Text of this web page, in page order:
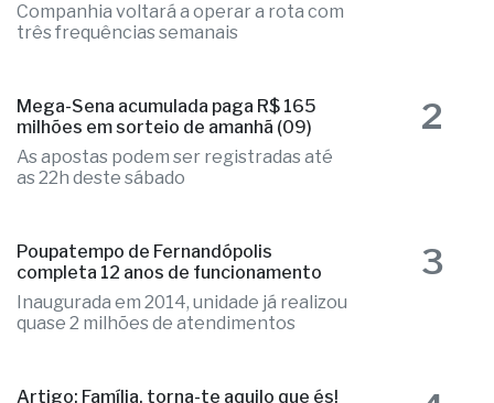
Companhia voltará a operar a rota com
três frequências semanais
Mega-Sena acumulada paga R$ 165
milhões em sorteio de amanhã (09)
As apostas podem ser registradas até
as 22h deste sábado
2
Poupatempo de Fernandópolis
completa 12 anos de funcionamento
Inaugurada em 2014, unidade já realizou
quase 2 milhões de atendimentos
3
Artigo: Família, torna-te aquilo que és!